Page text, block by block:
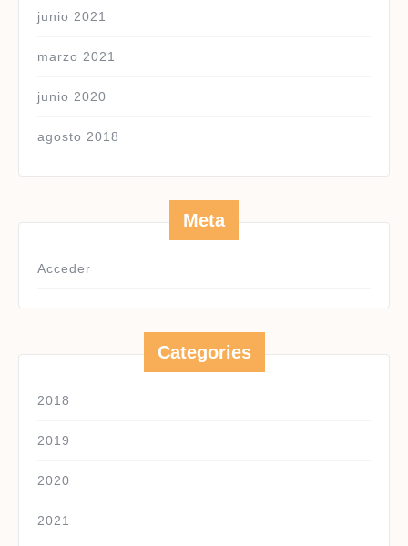
junio 2021
marzo 2021
junio 2020
agosto 2018
Meta
Acceder
Categories
2018
2019
2020
2021